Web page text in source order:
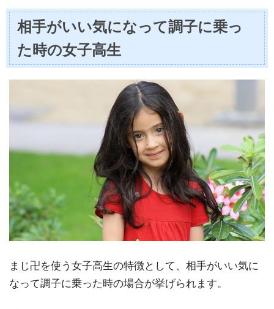
相手がいい気になって調子に乗っ
た時の女子高生
まじ卍を使う女子高生の特徴として、相手がいい気に
なって調子に乗った時の場合が挙げられます。